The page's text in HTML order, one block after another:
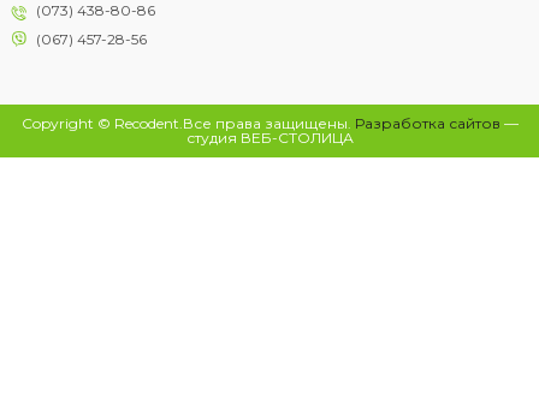
(073) 438-80-86
(067) 457-28-56
Copyright © Recodent.Все права защищены. Разработка сайтов —
студия ВЕБ-СТОЛИЦА